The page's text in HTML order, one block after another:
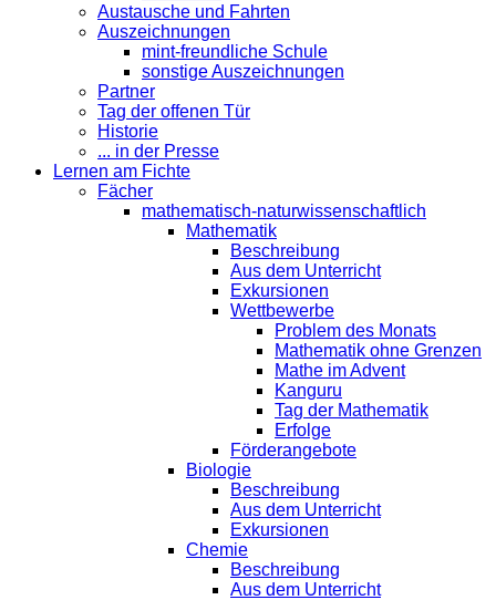
Austausche und Fahrten
Auszeichnungen
mint-freundliche Schule
sonstige Auszeichnungen
Partner
Tag der offenen Tür
Historie
... in der Presse
Lernen am Fichte
Fächer
mathematisch-naturwissenschaftlich
Mathematik
Beschreibung
Aus dem Unterricht
Exkursionen
Wettbewerbe
Problem des Monats
Mathematik ohne Grenzen
Mathe im Advent
Kanguru
Tag der Mathematik
Erfolge
Förderangebote
Biologie
Beschreibung
Aus dem Unterricht
Exkursionen
Chemie
Beschreibung
Aus dem Unterricht